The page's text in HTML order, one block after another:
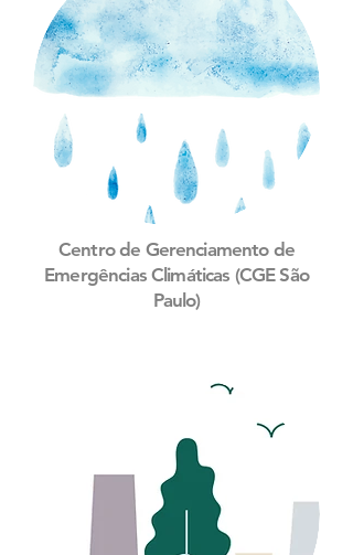
Centro de Gerenciamento de
Emergências Climáticas (CGE São
Paulo)